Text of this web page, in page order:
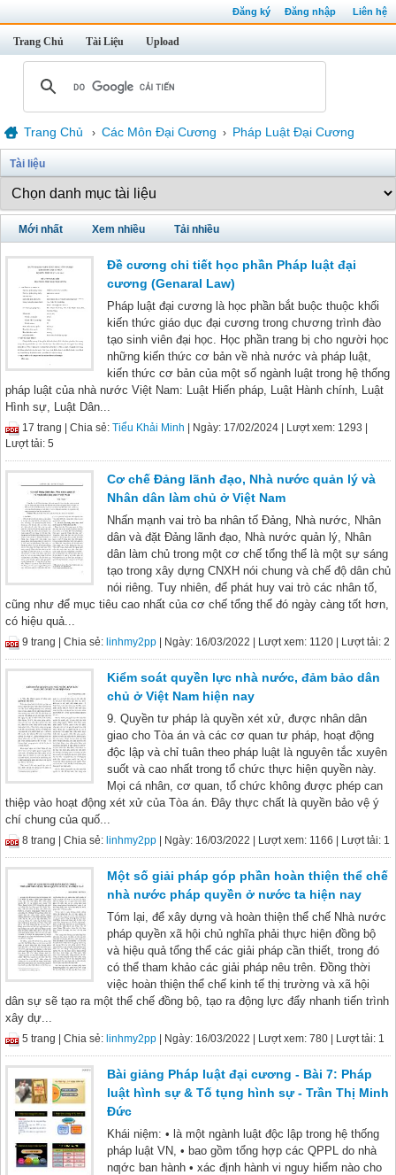
Đăng ký Đăng nhập Liên hệ
Trang Chủ Tài Liệu Upload
Trang Chủ › Các Môn Đại Cương › Pháp Luật Đại Cương
Tài liệu
Mới nhất Xem nhiều Tải nhiều
Đề cương chi tiết học phần Pháp luật đại
cương (Genaral Law)
Pháp luật đại cương là học phần bắt buộc thuộc khối
kiến thức giáo dục đại cương trong chương trình đào
tạo sinh viên đại học. Học phần trang bị cho người học
những kiến thức cơ bản về nhà nước và pháp luật,
kiến thức cơ bản của một số ngành luật trong hệ thống
pháp luật của nhà nước Việt Nam: Luật Hiến pháp, Luật Hành chính, Luật
Hình sự, Luật Dân...
17 trang | Chia sẻ: Tiểu Khải Minh | Ngày: 17/02/2024 | Lượt xem: 1293
Lượt tải: 5
Cơ chế Đảng lãnh đạo, Nhà nước quản lý và
Nhân dân làm chủ ở Việt Nam
Nhấn mạnh vai trò ba nhân tố Đảng, Nhà nước, Nhân
dân và đặt Đảng lãnh đạo, Nhà nước quản lý, Nhân
dân làm chủ trong một cơ chế tổng thể là một sự sáng
tạo trong xây dựng CNXH nói chung và chế độ dân chủ
nói riêng. Tuy nhiên, để phát huy vai trò các nhân tố,
cũng như để mục tiêu cao nhất của cơ chế tổng thể đó ngày càng tốt hơn,
có hiệu quả...
9 trang | Chia sẻ: linhmy2pp | Ngày: 16/03/2022 | Lượt xem: 1120 | Lượt tải: 2
Kiểm soát quyền lực nhà nước, đảm bảo dân
chủ ở Việt Nam hiện nay
9. Quyền tư pháp là quyền xét xử, được nhân dân
giao cho Tòa án và các cơ quan tư pháp, hoạt động
độc lập và chỉ tuân theo pháp luật là nguyên tắc xuyên
suốt và cao nhất trong tổ chức thực hiện quyền này.
Mọi cá nhân, cơ quan, tổ chức không được phép can
thiệp vào hoạt động xét xử của Tòa án. Đây thực chất là quyền bảo vệ ý
chí chung của quố...
8 trang | Chia sẻ: linhmy2pp | Ngày: 16/03/2022 | Lượt xem: 1166 | Lượt tải: 1
Một số giải pháp góp phần hoàn thiện thể chế
nhà nước pháp quyền ở nước ta hiện nay
Tóm lại, để xây dựng và hoàn thiện thể chế Nhà nước
pháp quyền xã hội chủ nghĩa phải thực hiện đồng bộ
và hiệu quả tổng thể các giải pháp cần thiết, trong đó
có thể tham khảo các giải pháp nêu trên. Đồng thời
việc hoàn thiện thể chế kinh tế thị trường và xã hội
dân sự sẽ tạo ra một thể chế đồng bộ, tạo ra động lực đẩy nhanh tiến trình
xây dự...
5 trang | Chia sẻ: linhmy2pp | Ngày: 16/03/2022 | Lượt xem: 780 | Lượt tải: 1
Bài giảng Pháp luật đại cương - Bài 7: Pháp
luật hình sự & Tố tụng hình sự - Trần Thị Minh
Đức
Khái niệm: • là một ngành luật độc lập trong hệ thống
pháp luật VN, • bao gồm tổng hợp các QPPL do nhà
nƣớc ban hành • xác định hành vi nguy hiểm nào cho